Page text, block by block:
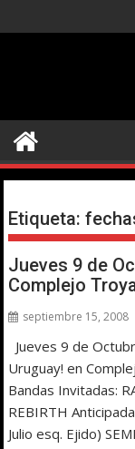
al
Etiqueta:
Jueves 9 de
Complejo
septiembre 15, 2008
Jueves 9 de
Uruguay! en
Bandas Invitadas:
REBIRTH
Julio esq. Ejido)